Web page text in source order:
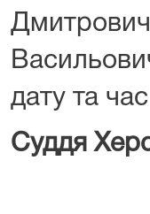
дату та
Суддя